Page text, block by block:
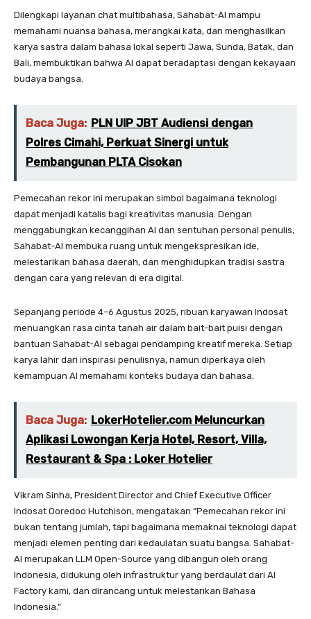
Dilengkapi layanan chat multibahasa, Sahabat-AI mampu
memahami nuansa bahasa, merangkai kata, dan menghasilkan
karya sastra dalam bahasa lokal seperti Jawa, Sunda, Batak, dan
Bali, membuktikan bahwa AI dapat beradaptasi dengan kekayaan
budaya bangsa.
Baca Juga: PLN UIP JBT Audiensi dengan
Polres Cimahi, Perkuat Sinergi untuk
Pembangunan PLTA Cisokan
Pemecahan rekor ini merupakan simbol bagaimana teknologi
dapat menjadi katalis bagi kreativitas manusia. Dengan
menggabungkan kecanggihan AI dan sentuhan personal penulis,
Sahabat-AI membuka ruang untuk mengekspresikan ide,
melestarikan bahasa daerah, dan menghidupkan tradisi sastra
dengan cara yang relevan di era digital.
Sepanjang periode 4–6 Agustus 2025, ribuan karyawan Indosat
menuangkan rasa cinta tanah air dalam bait-bait puisi dengan
bantuan Sahabat-AI sebagai pendamping kreatif mereka. Setiap
karya lahir dari inspirasi penulisnya, namun diperkaya oleh
kemampuan AI memahami konteks budaya dan bahasa.
Baca Juga: LokerHotelier.com Meluncurkan
Aplikasi Lowongan Kerja Hotel, Resort, Villa,
Restaurant & Spa : Loker Hotelier
Vikram Sinha, President Director and Chief Executive Officer
Indosat Ooredoo Hutchison, mengatakan “Pemecahan rekor ini
bukan tentang jumlah, tapi bagaimana memaknai teknologi dapat
menjadi elemen penting dari kedaulatan suatu bangsa. Sahabat-
AI merupakan LLM Open-Source yang dibangun oleh orang
Indonesia, didukung oleh infrastruktur yang berdaulat dari AI
Factory kami, dan dirancang untuk melestarikan Bahasa
Indonesia.”